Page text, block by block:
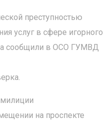
преступностью
услуг в сфере игорного
сообщили в ОСО ГУМВД
на проспекте